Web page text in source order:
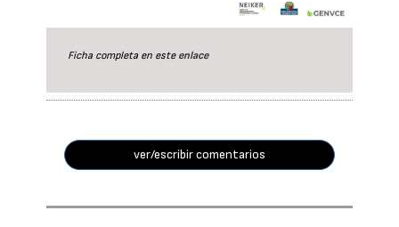
Ficha completa en este enlace
ver/escribir comentarios